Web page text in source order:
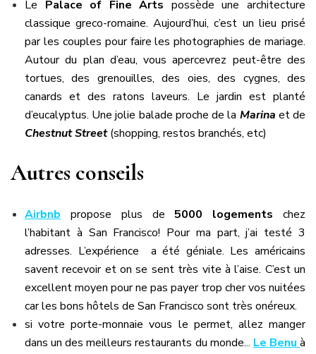
Le Palace of Fine Arts possède une architecture
classique greco-romaine. Aujourd’hui, c’est un lieu prisé
par les couples pour faire les photographies de mariage.
Autour du plan d’eau, vous apercevrez peut-être des
tortues, des grenouilles, des oies, des cygnes, des
canards et des ratons laveurs. Le jardin est planté
d’eucalyptus. Une jolie balade proche de la Marina et de
Chestnut Street(shopping, restos branchés, etc)
Autres conseils
Airbnb propose plus de5000 logements chez
l’habitant à San Francisco! Pour ma part, j’ai testé 3
adresses. L’expérience a été géniale. Les américains
savent recevoir et on se sent très vite à l’aise. C’est un
excellent moyen pour ne pas payer trop cher vos nuitées
car les bons hôtels de San Francisco sont très onéreux.
si votre porte-monnaie vous le permet, allez manger
dans un des meilleurs restaurants du monde... Le Benu à